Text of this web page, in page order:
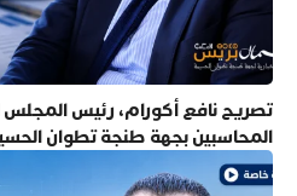
تصريح نافع أكورام، رئيس المجلس
المحاسبين بجهة طنجة تطوان